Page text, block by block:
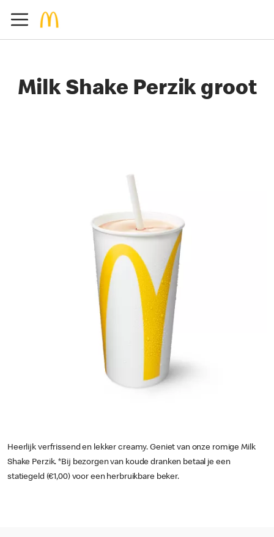
Milk Shake Perzik groot
Heerlijk verfrissend en lekker creamy. Geniet van onze romige Milk
Shake Perzik. *Bij bezorgen van koude dranken betaal je een
statiegeld (€1,00) voor een herbruikbare beker.